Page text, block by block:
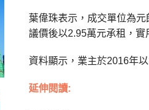
葉偉珠表示，成交單位為
議價後以2.95萬元承租，實
資料顯示，業主於2016年
延伸閱讀: